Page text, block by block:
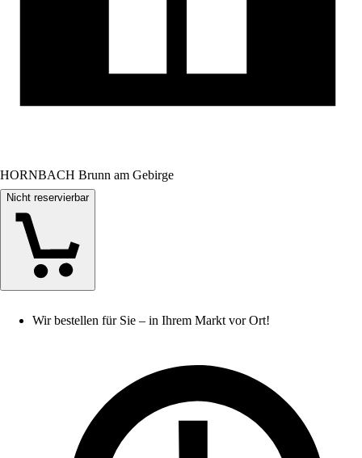
HORNBACH Brunn am Gebirge
Nicht reservierbar
Wir bestellen für Sie – in Ihrem Markt vor Ort!